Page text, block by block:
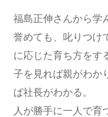
福島正伸さんから学
誉めても、叱りつけ
に応じた育ち方をす
子を見れば親がわか
ば社長がわかる。
人が勝手に一人で育